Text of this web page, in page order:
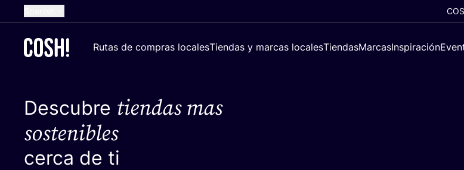
Dutch
German
Rutas de compras localesTiendas y marcas localesTiendasMarcasInspiración
Descubre tiendas mas
sostenibles
cerca de ti